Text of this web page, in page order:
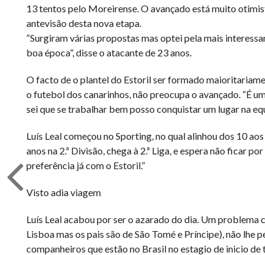
13 tentos pelo Moreirense. O avançado está muito
antevisão desta nova etapa.
“Surgiram várias propostas mas optei pela mais
boa época”, disse o atacante de 23 anos.
O facto de o plantel do Estoril ser formado
o futebol dos canarinhos, não preocupa o avançado. “É
sei que se trabalhar bem posso conquistar um lugar na
Luís Leal começou no Sporting, no qual alinhou dos 10
anos na 2.ª Divisão, chega à 2.ª Liga, e espera não ficar
preferência já com o Estoril.”
Visto adia viagem
Luís Leal acabou por ser o azarado do dia. Um
Lisboa mas os pais são de São Tomé e Príncipe), não
companheiros que estão no Brasil no estagio de inicio